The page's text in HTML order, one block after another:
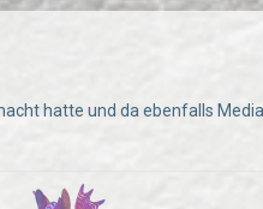
hatte und da ebenfalls